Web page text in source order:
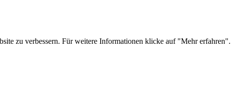
zu verbessern. Für weitere Informationen klicke auf "Mehr erfahren".